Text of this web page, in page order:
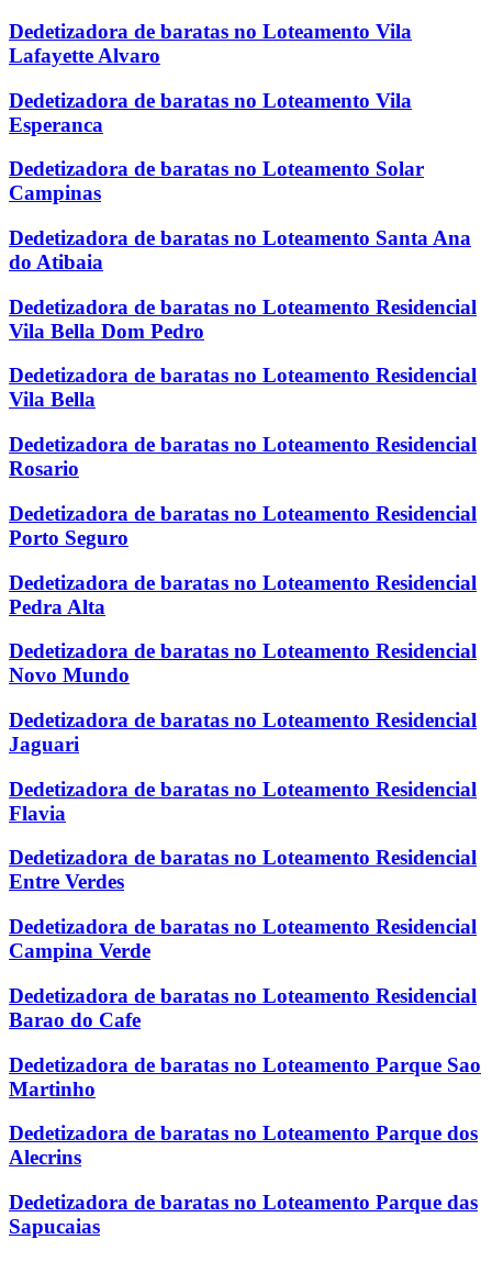
Dedetizadora de baratas no Loteamento Vila
Lafayette Alvaro
Dedetizadora de baratas no Loteamento Vila
Esperanca
Dedetizadora de baratas no Loteamento Solar
Campinas
Dedetizadora de baratas no Loteamento Santa Ana
do Atibaia
Dedetizadora de baratas no Loteamento Residencial
Vila Bella Dom Pedro
Dedetizadora de baratas no Loteamento Residencial
Vila Bella
Dedetizadora de baratas no Loteamento Residencial
Rosario
Dedetizadora de baratas no Loteamento Residencial
Porto Seguro
Dedetizadora de baratas no Loteamento Residencial
Pedra Alta
Dedetizadora de baratas no Loteamento Residencial
Novo Mundo
Dedetizadora de baratas no Loteamento Residencial
Jaguari
Dedetizadora de baratas no Loteamento Residencial
Flavia
Dedetizadora de baratas no Loteamento Residencial
Entre Verdes
Dedetizadora de baratas no Loteamento Residencial
Campina Verde
Dedetizadora de baratas no Loteamento Residencial
Barao do Cafe
Dedetizadora de baratas no Loteamento Parque Sao
Martinho
Dedetizadora de baratas no Loteamento Parque dos
Alecrins
Dedetizadora de baratas no Loteamento Parque das
Sapucaias